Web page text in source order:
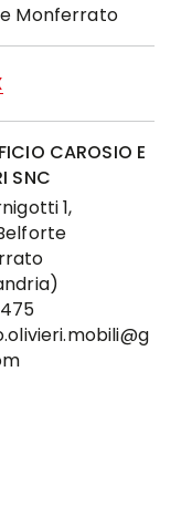
Monferrato
CAROSIO E
SNC
1,